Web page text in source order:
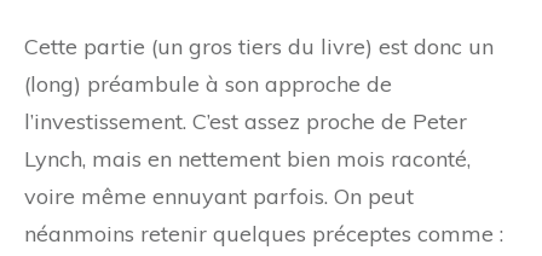
Cette partie (un gros tiers du livre) est donc un
(long) préambule à son approche de
l’investissement. C’est assez proche de Peter
Lynch, mais en nettement bien mois raconté,
voire même ennuyant parfois. On peut
néanmoins retenir quelques préceptes comme :